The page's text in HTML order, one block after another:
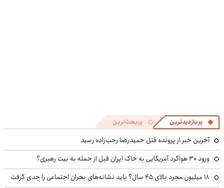
پربازدیدترین پربحث‌ترین
آخرین خبر از پرونده قتل حمیدرضا رجب‌زاده رسید
ورود ۳۰ هواگرد آمریکایی به خاک ایران قبل از حمله به بیت رهبری؟
۱۸ میلیون مجرد بالای ۴۵ سال؟ باید نشانه‌های بحران اجتماعی را جدی گرفت